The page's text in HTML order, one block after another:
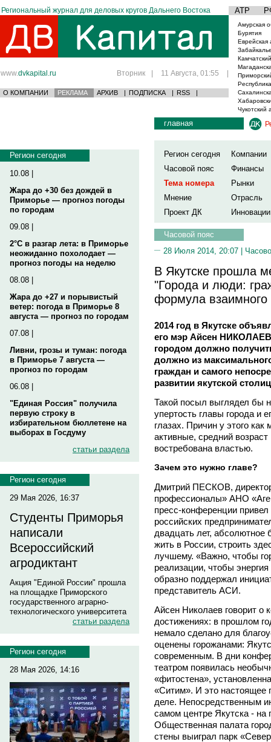
Региональный журнал для деловых кругов Дальнего Востока АТР
www.dvkapital.ru Вторник | 11 Августа, 01:55 |
О КОМПАНИИ РЕКЛАМА АРХИВ | ПОДПИСКА | RSS |
Амурская
Бурятия
Еврейская
Чукотский
Регион сегодня
10.08 |
Жара до +30 без дождей в
Приморье — прогноз погоды
по городам
09.08 |
2°C в разгар лета: в Приморье
неожиданно похолодает —
прогноз погоды на неделю
08.08 |
Жара до +27 и порывистый
ветер: погода в Приморье 8
августа — прогноз по городам
07.08 |
Ливни, грозы и туман: погода
в Приморье 7 августа —
прогноз по городам
06.08 |
"Единая Россия" получила
первую строку в
избирательном бюллетене на
выборах в Госдуму
статьи раздела
Регион сегодня
29 Мая 2026, 16:37
Студенты Приморья
написали
Всероссийский
агродиктант
Акция "Единой России" прошла
на площадке Приморского
государственного аграрно-
технологического университета
статьи раздела
Регион сегодня
28 Мая 2026, 14:16
главная
Регион сегодня
Компании
Часовой пояс
Финансы
Тема номера
Рынки
Мнение
Отрасль
Проект ДК
Инновации
Часовой пояс
28 Июля 2014, 20:07 |
В Якутске прошла
"Города и люди:
формула взаимного
2014 год в Якутске
его мэр Айсен НИКОЛАЕВ
городом должно
должно из
граждан и самого
развитии якутской
Такой посыл выглядел бы
упертость главы города и
глазах. Причин у этого
активные, средний
востребована властью.
Зачем это нужно главе?
Дмитрий ПЕСКОВ,
профессионалы» АНО
пресс-конференции
российских
двадцать лет, абсолютное
жить в России, строить
лучшему. «Важно, чтобы
реализации, чтобы
образно поддержал
представитель АСИ.
Айсен Николаев говорит о
достижениях: в прошлом
немало сделано для
оценены горожанами:
современным. В дни
театром появилась
«фитостена»,
«Ситим». И это настоящее
деле. Непосредственным
самом центре Якутска -
Общественная палата
стены выиграл парк